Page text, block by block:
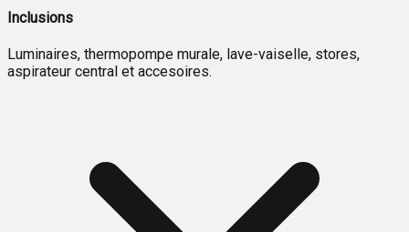
Inclusions
Luminaires, thermopompe murale, lave-vaiselle, stores,
aspirateur central et accesoires.